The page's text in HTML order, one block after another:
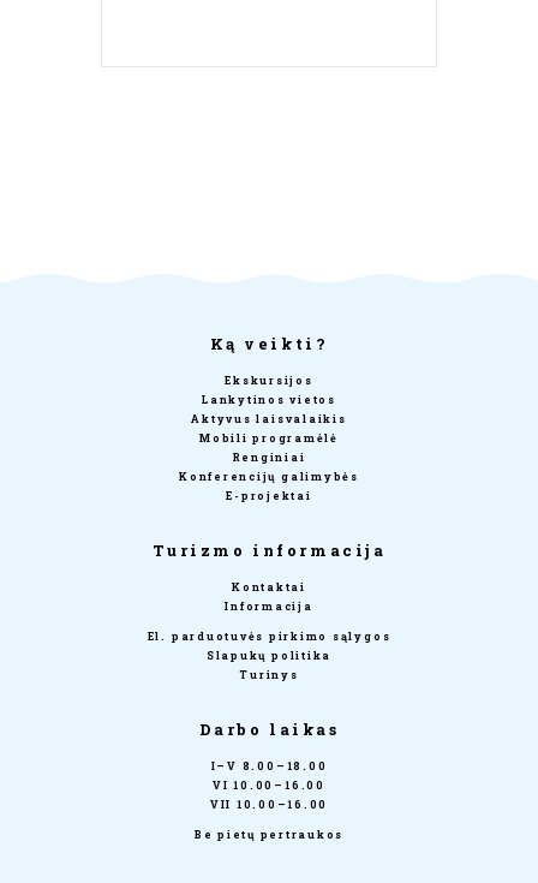
Ką veikti?
Ekskursijos
Lankytinos vietos
Aktyvus laisvalaikis
Mobili programėlė
Renginiai
Konferencijų galimybės
E-projektai
Turizmo informacija
Kontaktai
Informacija
El. parduotuvės pirkimo sąlygos
Slapukų politika
Turinys
Darbo laikas
I–V 8.00–18.00
VI 10.00–16.00
VII 10.00–16.00
Be pietų pertraukos